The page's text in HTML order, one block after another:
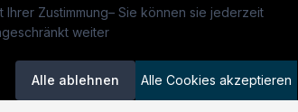
Zustimmung– Sie können sie jederzeit
weiter
Alle ablehnen Alle Cookies akzeptieren
Kandidaten finden